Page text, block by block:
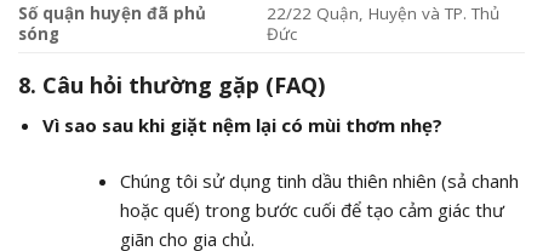
Số quận huyện đã phủ
sóng
22/22 Quận, Huyện và TP. Thủ
Đức
8. Câu hỏi thường gặp (FAQ)
Vì sao sau khi giặt nệm lại có mùi thơm nhẹ?
Chúng tôi sử dụng tinh dầu thiên nhiên (sả chanh
hoặc quế) trong bước cuối để tạo cảm giác thư
giãn cho gia chủ.